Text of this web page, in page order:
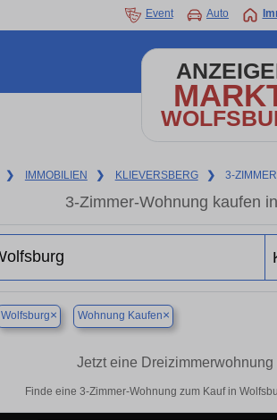
Event Auto
❯ IMMOBILIEN ❯ KLIEVERSBERG ❯ 3-
3-Zimmer-Wohnung kaufen
Wolfsburg× Wohnung Kaufen×
Jetzt eine
Finde eine 3-Zimmer-Wohnung zum Kauf in